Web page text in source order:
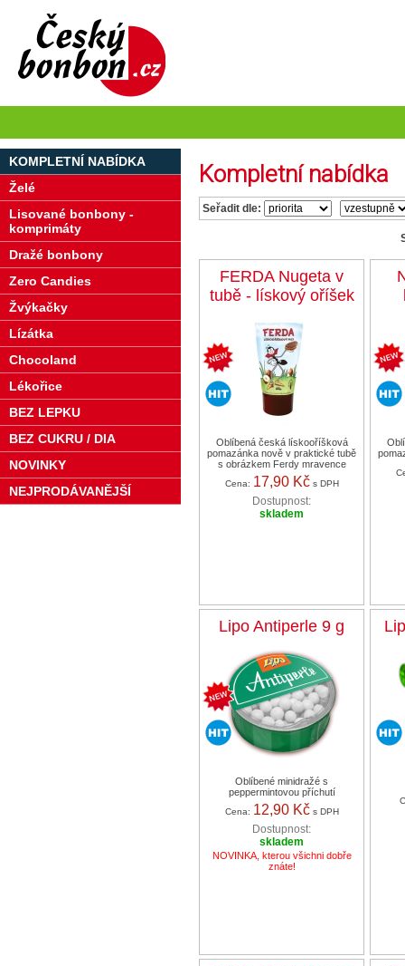
Kompletní nabídka
Seřadit dle:
FERDA Nugeta v
tubě - lískový oříšek
Oblíbená česká lískooříšková
pomazánka nově v praktické tubě
s obrázkem Ferdy mravence
Cena: 17,90 Kčs DPH
Dostupnost:
skladem
Lipo Antiperle 9 g
Oblíbené minidražé s
peppermintovou příchutí
Cena: 12,90 Kčs DPH
Dostupnost:
skladem
NOVINKA, kterou všichni dobře
znáte!
KOMPLETNÍ NABÍDKA
Želé
Lisované bonbony -
komprimáty
Dražé bonbony
Zero Candies
Žvýkačky
Lízátka
Chocoland
Lékořice
BEZ LEPKU
BEZ CUKRU / DIA
NOVINKY
NEJPRODÁVANĚJŠÍ